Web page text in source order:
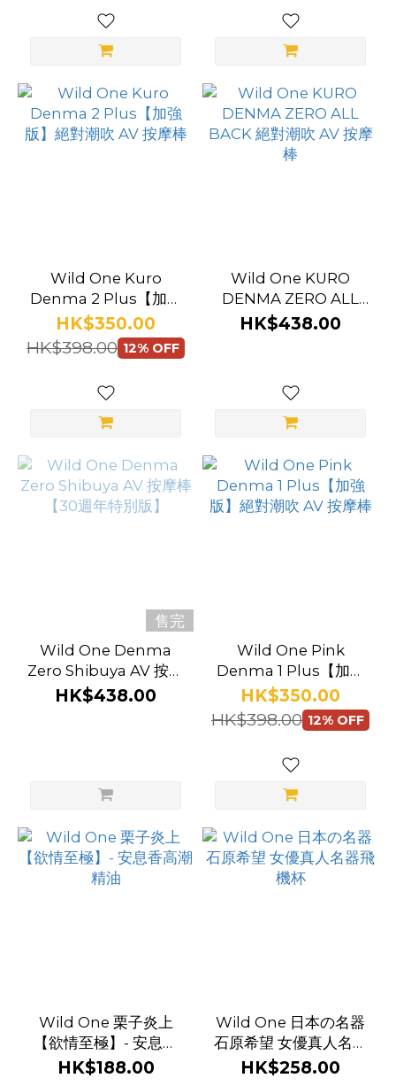
Wild One Kuro
Denma 2 Plus【加強
版】絕對潮吹 AV 按摩
棒
HK$350.00
HK$398.00 12% OFF
Wild One KURO
DENMA ZERO ALL
BACK 絕對潮吹 AV 按
HK$438.00
售完
Wild One Denma
Zero Shibuya AV 按摩
棒【30週年特別版】
HK$438.00
Wild One Pink
Denma 1 Plus【加強
版】絕對潮吹 AV 按摩
棒
HK$350.00
HK$398.00 12% OFF
Wild One 栗子炎上
【欲情至極】- 安息香
高潮精油
HK$188.00
Wild One 日本の名器
石原希望 女優真人名器
飛機杯
HK$258.00